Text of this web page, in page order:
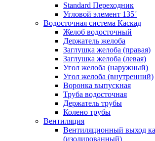
Standard Переходник
Угловой элемент 135˚
Водосточная система Каскад
Желоб водосточный
Держатель желоба
Заглушка желоба (правая)
Заглушка желоба (левая)
Угол желоба (наружный)
Угол желоба (внутренний)
Воронка выпускная
Труба водосточная
Держатель трубы
Колено трубы
Вентиляция
Вентиляционный выход
(изолированный)